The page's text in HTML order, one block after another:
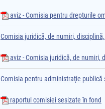
aviz - Comisia pentru drepturile
Comisia juridică, de numiri,
aviz - Comisia juridică, de numiri,
Comisia pentru administraţie
raportul comisiei sesizate în fond